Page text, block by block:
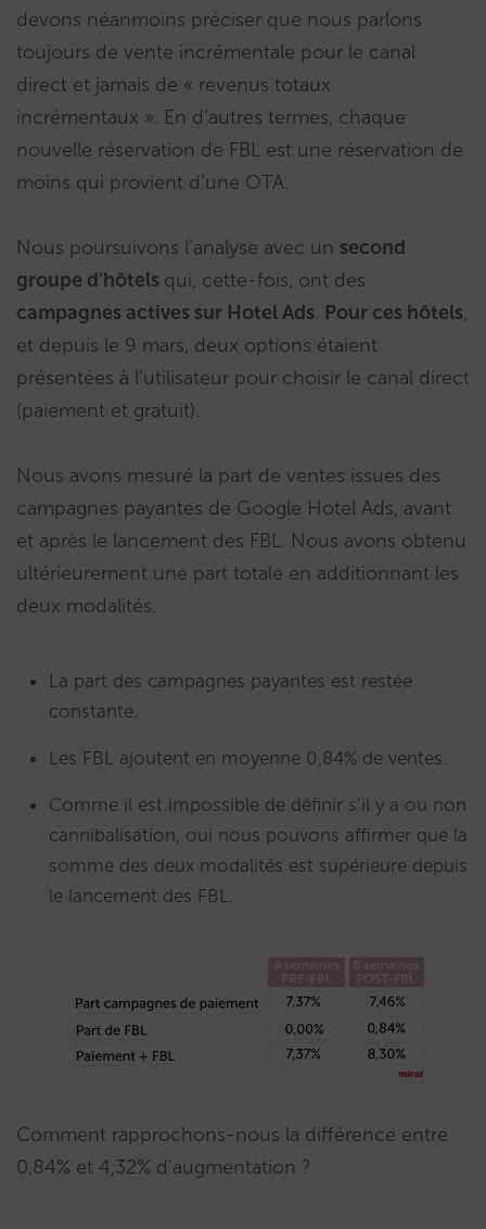
devons néanmoins préciser que nous parlons
toujours de vente incrémentale pour le canal
direct et jamais de « revenus totaux
incrémentaux ». En d’autres termes, chaque
nouvelle réservation de FBL est une réservation de
moins qui provient d’une OTA.
Nous poursuivons l’analyse avec un second
groupe d’hôtels qui, cette-fois, ont des
campagnes actives sur Hotel Ads. Pour ces hôtels,
et depuis le 9 mars, deux options étaient
présentées à l’utilisateur pour choisir le canal direct
(paiement et gratuit).
Nous avons mesuré la part de ventes issues des
campagnes payantes de Google Hotel Ads, avant
et après le lancement des FBL. Nous avons obtenu
ultérieurement une part totale en additionnant les
deux modalités.
La part des campagnes payantes est restée
constante.
Les FBL ajoutent en moyenne 0,84% de ventes.
Comme il est impossible de définir s’il y a ou non
cannibalisation, oui nous pouvons affirmer que la
somme des deux modalités est supérieure depuis
le lancement des FBL.
Comment rapprochons-nous la différence entre
0,84% et 4,32% d’augmentation ?